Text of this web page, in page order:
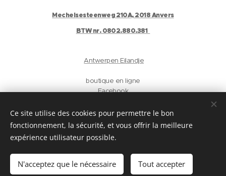
Mechelsesteenweg 210A, 2018 Anvers
BTW nr. 0802.880.381
Antwerpen Eilandje
boutique en ligne
Facebook
Gelaat
Antwerpen
privacyverklaring
Langues
Nederlands
English Français Deutsch
Ce site utilise des cookies pour permettre le bon
fonctionnement, la sécurité, et vous offrir la meilleure
expérience utilisateur possible.
N'acceptez que le nécessaire Tout accepter